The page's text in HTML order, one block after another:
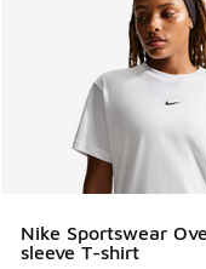
Nike Sportswear
sleeve T-shirt